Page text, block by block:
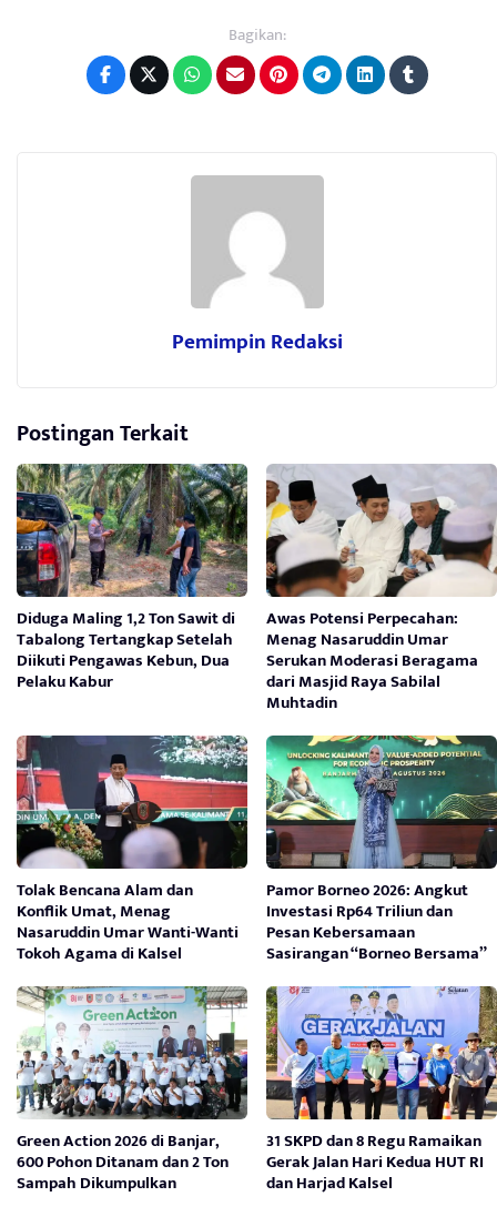
Bagikan:
Pemimpin Redaksi
Postingan Terkait
Diduga Maling 1,2 Ton Sawit di
Tabalong Tertangkap Setelah
Diikuti Pengawas Kebun, Dua
Pelaku Kabur
Awas Potensi Perpecahan:
Menag Nasaruddin Umar
Serukan Moderasi Beragama
dari Masjid Raya Sabilal
Muhtadin
Tolak Bencana Alam dan
Konflik Umat, Menag
Nasaruddin Umar Wanti-Wanti
Tokoh Agama di Kalsel
Pamor Borneo 2026: Angkut
Investasi Rp64 Triliun dan
Pesan Kebersamaan
Sasirangan “Borneo Bersama”
Green Action 2026 di Banjar,
600 Pohon Ditanam dan 2 Ton
Sampah Dikumpulkan
31 SKPD dan 8 Regu Ramaikan
Gerak Jalan Hari Kedua HUT RI
dan Harjad Kalsel